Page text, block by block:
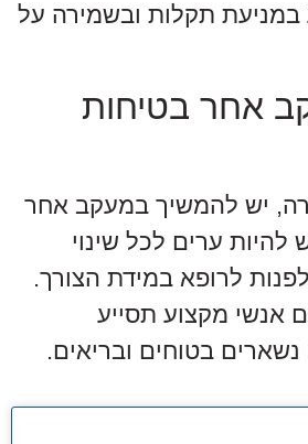
במניעת תקלות ובשמירה על
אחר בטיחות
יש להמשיך במעקב אחר
להיות ערים לכל שינוי
לרופא במידת הצורך.
אנשי מקצוע תסייע
בטוחים ובריאים.